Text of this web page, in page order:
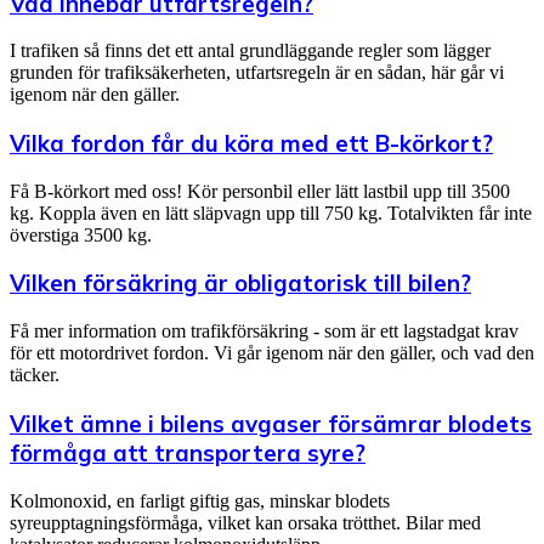
I trafiken så finns det ett antal grundläggande regler som lägger
grunden för trafiksäkerheten, utfartsregeln är en sådan, här går vi
igenom när den gäller.
Vilka fordon får du köra med ett B-körkort?
Få B-körkort med oss! Kör personbil eller lätt lastbil upp till 3500
kg. Koppla även en lätt släpvagn upp till 750 kg. Totalvikten får inte
överstiga 3500 kg.
Vilken försäkring är obligatorisk till bilen?
Få mer information om trafikförsäkring - som är ett lagstadgat krav
för ett motordrivet fordon. Vi går igenom när den gäller, och vad den
täcker.
Vilket ämne i bilens avgaser försämrar blodets
förmåga att transportera syre?
Kolmonoxid, en farligt giftig gas, minskar blodets
syreupptagningsförmåga, vilket kan orsaka trötthet. Bilar med